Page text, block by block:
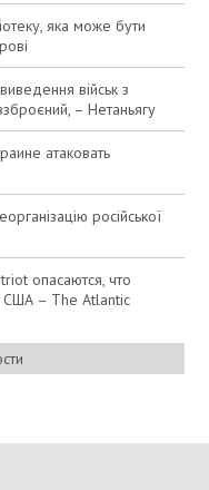
яка може бути
військ з
– Нетаньягу
атаковать
російської
опасаются, что
США – The Atlantic